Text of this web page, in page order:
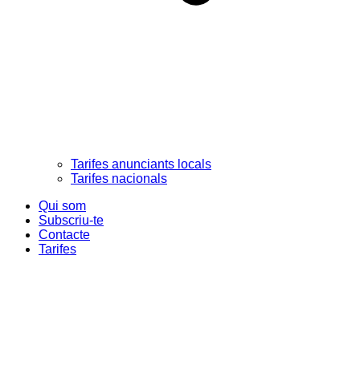
Tarifes anunciants locals
Tarifes nacionals
Qui som
Subscriu-te
Contacte
Tarifes